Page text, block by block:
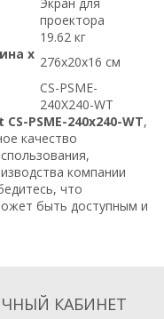
проектора
19.62 кг
x 276x20x16 см
CS-PSME-
240X240-WT
PSME-240x240-WT,
качество
компании
что
быть доступным и
КАБИНЕТ